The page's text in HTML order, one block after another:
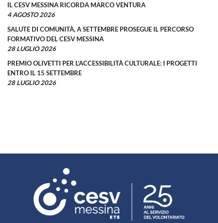
IL CESV MESSINA RICORDA MARCO VENTURA
4 AGOSTO 2026
SALUTE DI COMUNITÀ, A SETTEMBRE PROSEGUE IL PERCORSO
FORMATIVO DEL CESV MESSINA
28 LUGLIO 2026
PREMIO OLIVETTI PER L’ACCESSIBILITÀ CULTURALE: I PROGETTI
ENTRO IL 15 SETTEMBRE
28 LUGLIO 2026